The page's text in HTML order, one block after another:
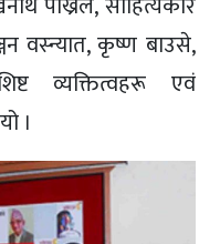
वस्न्यात, कृष्ण बाउसे,
व्यक्तित्वहरू एवं
।